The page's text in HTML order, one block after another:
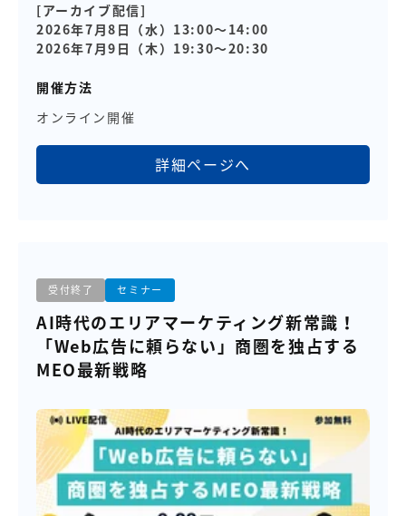
[アーカイブ配信]
2026年7月8日（水）13:00～14:00
2026年7月9日（木）19:30～20:30
開催方法
オンライン開催
詳細ページへ
受付終了 セミナー
AI時代のエリアマーケティング新常識！
「Web広告に頼らない」商圏を独占する
MEO最新戦略